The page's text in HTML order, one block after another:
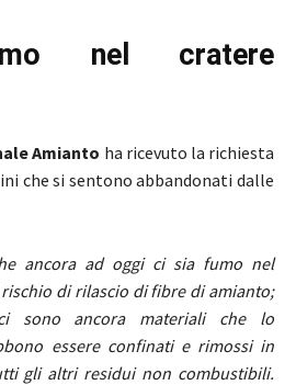
nel cratere
Amianto ha ricevuto la richiesta
che si sentono abbandonati dalle
ancora ad oggi ci sia fumo nel
di rilascio di fibre di amianto;
sono ancora materiali che lo
essere confinati e rimossi in
gli altri residui non combustibili.